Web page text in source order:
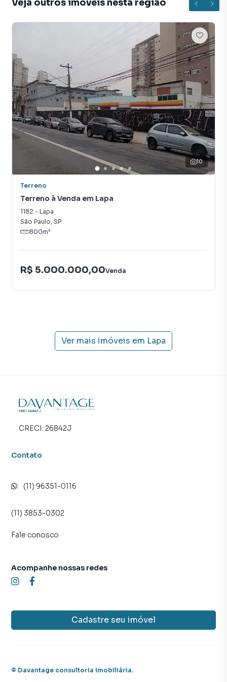
vender ou alugar seu imóvel muito mais rápido do que em
imóveis em São Paulo, especialmente em Lapa. Isso
porque temos uma equipe de marketing digital focada em
produzir campanhas específicas para São Paulo, o que
aumenta muito o número de contatos interessados e
tendo como consequência uma maior chance de vender ou
alugar seu imóvel mais rápido. Contamos também com um
time de programadores, corretores treinados e uma
central de atendimento preparada para atender
proprietários e inquilinos.
Veja outros imóveis nesta região
10
Terreno
Terreno à Venda em Lapa
1182 - Lapa
São Paulo, SP
800m²
R$ 5.000.000,00Venda
Ver mais imóveis em Lapa
CRECI: 26842J
Contato
(11) 96351-0116
(11) 3853-0302
Fale conosco
Cadastre seu imóvel
Acompanhe nossas redes
© Davantage consultoria imobiliária.